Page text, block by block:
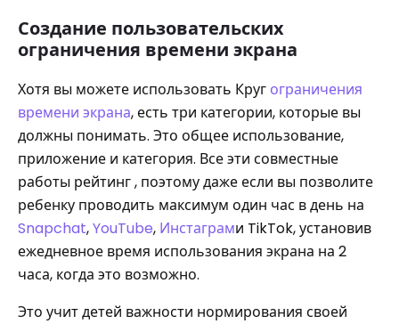
Создание пользовательских
ограничения времени экрана
Хотя вы можете использовать Круг ограничения
времени экрана, есть три категории, которые вы
должны понимать. Это общее использование,
приложение и категория. Все эти совместные
работы рейтинг , поэтому даже если вы позволите
ребенку проводить максимум один час в день на
Snapchat,YouTube, Инстаграми TikTok, установив
ежедневное время использования экрана на 2
часа, когда это возможно.
Это учит детей важности нормирования своей